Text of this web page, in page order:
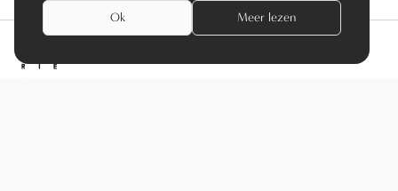
Ok Meer lezen